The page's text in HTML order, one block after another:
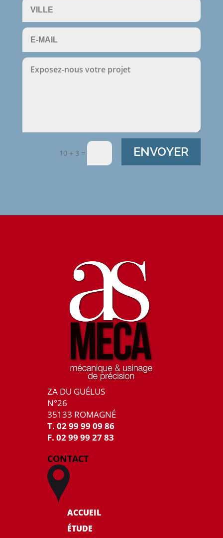
10 + 3 = ENVOYER
ZA DU GUÉLUS
N°26
35133 ROMAGNÉ
T. 02 99 99 09 86
F. 02 99 99 27 83
CONTACT
ACCUEIL
ÉTUDE